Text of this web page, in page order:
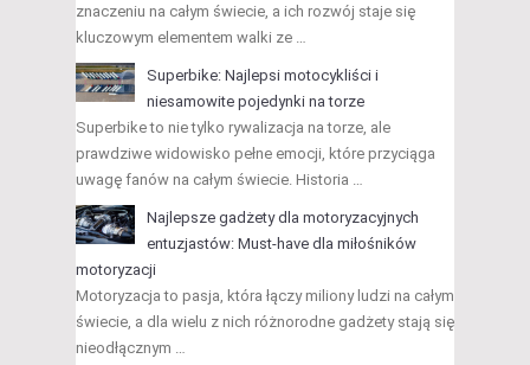
znaczeniu na całym świecie, a ich rozwój staje się
kluczowym elementem walki ze …
Superbike: Najlepsi motocykliści i
niesamowite pojedynki na torze
Superbike to nie tylko rywalizacja na torze, ale
prawdziwe widowisko pełne emocji, które przyciąga
uwagę fanów na całym świecie. Historia …
Najlepsze gadżety dla motoryzacyjnych
entuzjastów: Must-have dla miłośników
motoryzacji
Motoryzacja to pasja, która łączy miliony ludzi na całym
świecie, a dla wielu z nich różnorodne gadżety stają się
nieodłącznym …